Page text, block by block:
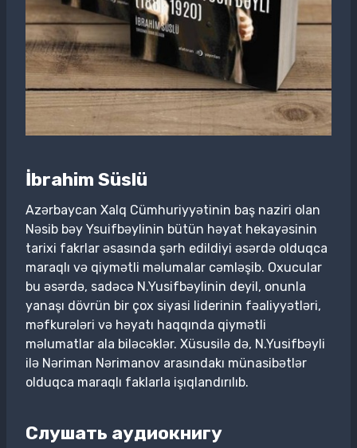
İbrahim Süslü
Azərbaycan Xalq Cümhuriyyətinin baş naziri olan
Nəsib bəy Ysuifbəylinin bütün həyat hekayəsinin
tarixi fakrlar əsasında şərh edildiyi əsərdə olduqca
maraqlı və qiymətli məlumalar cəmləşib. Oxucular
bu əsərdə, sadəcə N.Yusifbəylinin deyil, onunla
yanaşı dövrün bir çox siyasi liderinin fəaliyyətləri,
məfkurələri və həyatı haqqında qiymətli
məlumatlar ala biləcəklər. Xüsusilə də, N.Yusifbəyli
ilə Nəriman Nərimanov arasındakı münasibətlər
olduqca maraqlı faklarla işıqlandırılıb.
Слушать аудиокнигу